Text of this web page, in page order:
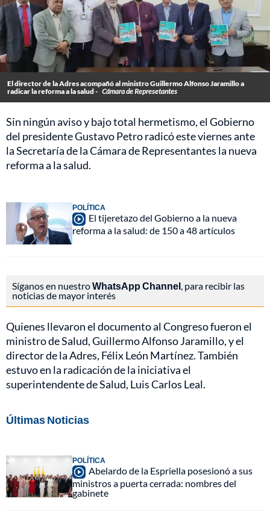
El director de la Adres acompañó al ministro Guillermo Alfonso Jaramillo a
radicar la reforma a la salud - Cámara de Represetantes
Sin ningún aviso y bajo total hermetismo, el Gobierno
del presidente Gustavo Petro radicó este viernes ante
la Secretaría de la Cámara de Representantes la nueva
reforma a la salud.
POLÍTICA
El tijeretazo del Gobierno a la nueva
reforma a la salud: de 150 a 48 artículos
Síganos en nuestroWhatsApp Channel, para recibir las
noticias de mayor interés
Quienes llevaron el documento al Congreso fueron el
ministro de Salud, Guillermo Alfonso Jaramillo, y el
director de la Adres, Félix León Martínez. También
estuvo en la radicación de la iniciativa el
superintendente de Salud, Luis Carlos Leal.
Últimas Noticias
POLÍTICA
Abelardo de la Espriella posesionó a sus
ministros a puerta cerrada: nombres del
gabinete